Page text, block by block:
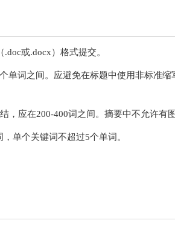
或.docx）格式提交。
单词之间。应避免在标题中使用非标准
，应在200-400词之间。摘要中不允许有
单个关键词不超过5个单词。